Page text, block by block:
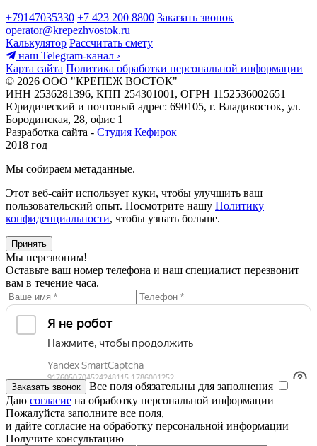
+79147035330 +7 423 200 8800 Заказать звонок
operator@krepezhvostok.ru
Калькулятор Рассчитать смету
наш Telegram-канал ›
Карта сайта Политика обработки персональной информации
© 2026 ООО "КРЕПЕЖ ВОСТОК"
ИНН 2536281396, КПП 254301001, ОГРН 1152536002651
Юридический и почтовый адрес: 690105, г. Владивосток, ул.
Бородинская, 28, офис 1
Разработка сайта - Студия Кефирок
2018 год
Мы собираем метаданные.
Этот веб-сайт использует куки, чтобы улучшить ваш
пользовательский опыт. Посмотрите нашу Политику
конфиденциальности, чтобы узнать больше.
Принять
Мы перезвоним!
Оставьте ваш номер телефона и наш специалист перезвонит
вам в течение часа.
Все поля обязательны для заполнения
Даю согласие на обработку персональной информации
Пожалуйста заполните все поля,
и дайте согласие на обработку персональной информации
Получите консультацию